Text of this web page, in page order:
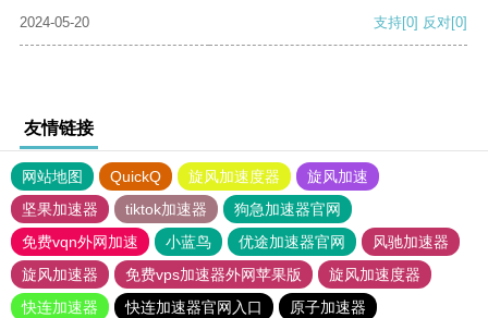
2024-05-20 支持[0] 反对[0]
友情链接
网站地图 QuickQ 旋风加速度器
旋风加速
坚果加速器
tiktok加速器
狗急加速器官网
免费vqn外网加速
小蓝鸟 优途加速器官网
风驰加速器
旋风加速器
免费vps加速器外网苹果版
旋风加速度器
快连加速器
快连加速器官网入口
原子加速器